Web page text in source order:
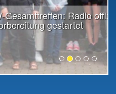
offiziell in
weiter lesen...